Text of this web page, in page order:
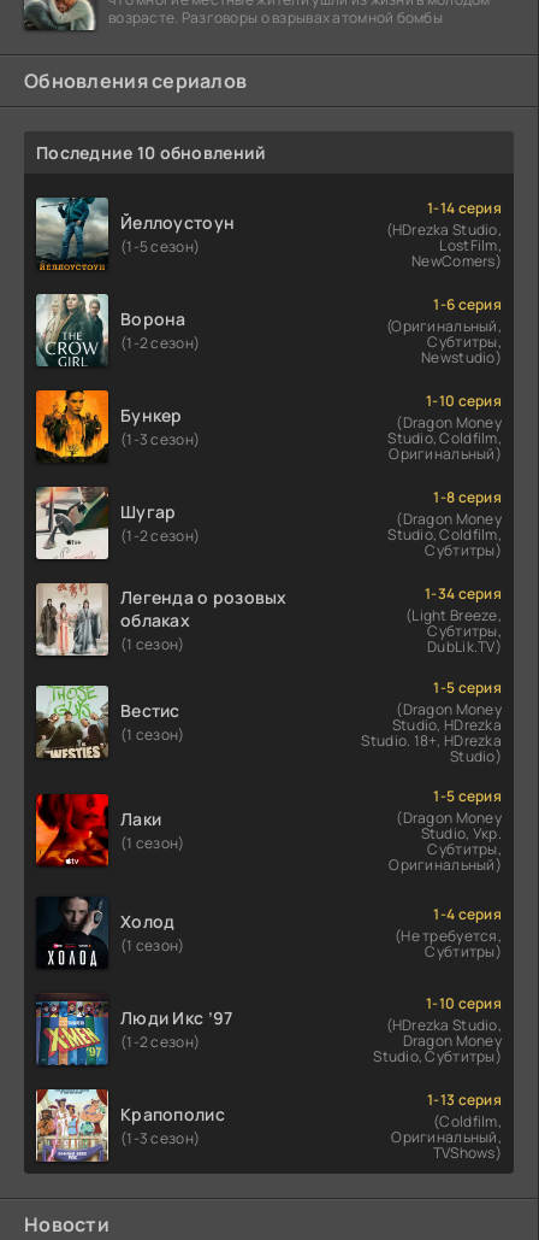
возрасте. Разговоры о взрывах атомной бомбы
Обновления сериалов
Последние 10 обновлений
Йеллоустоун
(1-5 сезон)
1-14 серия
(HDrezka Studio,
LostFilm,
NewComers)
Ворона
(1-2 сезон)
1-6 серия
(Оригинальный,
Субтитры,
Newstudio)
Бункер
(1-3 сезон)
1-10 серия
(Dragon Money
Studio, Coldfilm,
Оригинальный)
Шугар
(1-2 сезон)
1-8 серия
(Dragon Money
Studio, Coldfilm,
Субтитры)
Легенда о розовых
облаках
(1 сезон)
1-34 серия
(Light Breeze,
Субтитры,
DubLik.TV)
Вестис
(1 сезон)
1-5 серия
(Dragon Money
Studio, HDrezka
Studio. 18+, HDrezka
Studio)
Лаки
(1 сезон)
1-5 серия
(Dragon Money
Studio, Укр.
Субтитры,
Оригинальный)
Холод
(1 сезон)
1-4 серия
(Не требуется,
Субтитры)
Люди Икс ’97
(1-2 сезон)
1-10 серия
(HDrezka Studio,
Dragon Money
Studio, Субтитры)
Крапополис
(1-3 сезон)
1-13 серия
(Coldfilm,
Оригинальный,
TVShows)
Новости